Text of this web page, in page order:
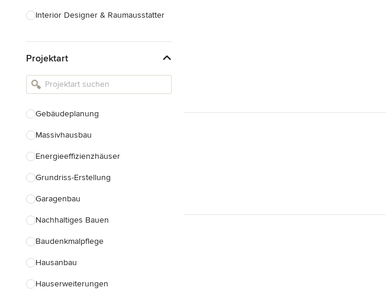
Interior Designer & Raumausstatter
Landschaftsarchitekten
Armaturen & Sanitärbedarf
Einbauschränke
Projektart
Gebäudeplanung
Massivhausbau
Energieeffizienzhäuser
Grundriss-Erstellung
Garagenbau
Nachhaltiges Bauen
Baudenkmalpflege
Hausanbau
Hauserweiterungen